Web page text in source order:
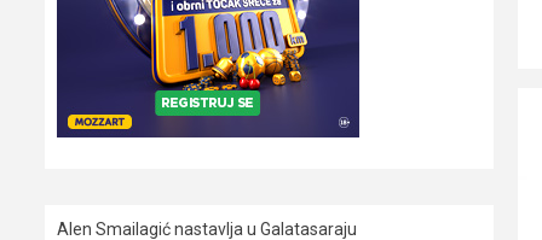
Alen Smailagić nastavlja u Galatasaraju